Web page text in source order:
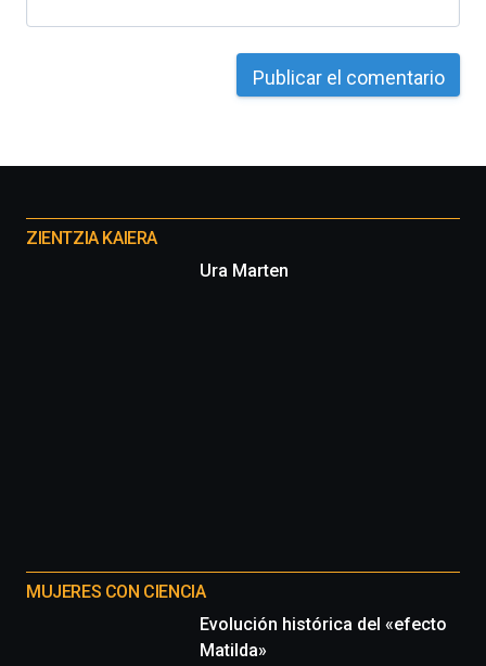
proyectos
ZIENTZIA KAIERA
Ura Marten
MUJERES CON CIENCIA
Evolución histórica del «efecto
Matilda»